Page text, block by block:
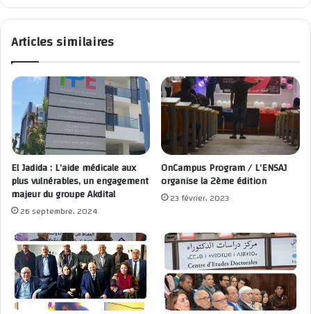
Articles similaires
El Jadida : L’aide médicale aux
plus vulnérables, un engagement
majeur du groupe Akdital
26 septembre، 2024
OnCampus Program / L’ENSAJ
organise la 2ème édition
23 février، 2023